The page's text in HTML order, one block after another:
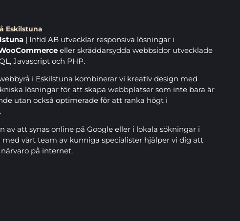
Eskilstuna
| Infid AB utvecklar responsiva lösningar i
eller skräddarsydda webbsidor utvecklade
Javascript och PHP.
i Eskilstuna kombinerar vi kreativ design med
lösningar för att skapa webbplatser som inte bara är
utan också optimerade för att ranka högt i
av att synas online på Google eller i lokala sökningar i
med vårt team av kunniga specialister hjälper vi dig att
på internet.